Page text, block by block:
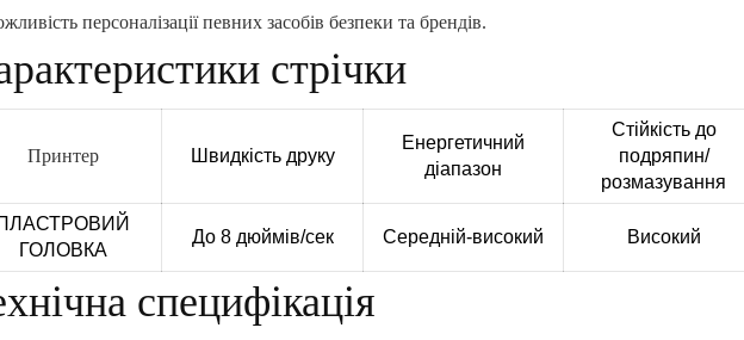
персоналізації певних засобів безпеки та брендів.
стрічки
Принтер Швидкість друку
Енергетичний
діапазон
Стійкість до
подряпин/
розмазування
ГОЛОВКА
До 8 дюймів/сек Середній-високий Високий
специфікація